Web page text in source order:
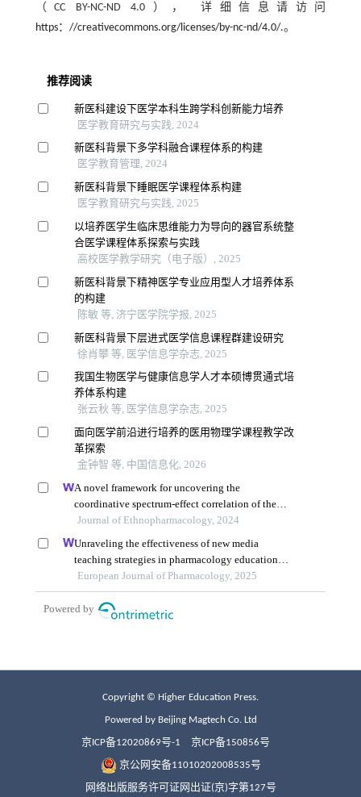
（CC BY-NC-ND 4.0）， 详细信息请访问
https：//creativecommons.org/licenses/by-nc-nd/4.0/.。
Copyright © Higher Education Press.
Powered by Beijing Magtech Co. Ltd
京ICP备12020869号-1 京ICP备150856号
京公网安备11010202008535号
网络出版服务许可证网出证(京)字第127号